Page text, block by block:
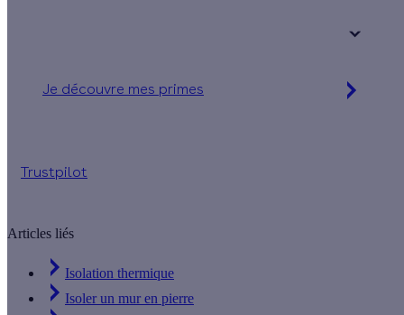
Je découvre mes primes
Trustpilot
Articles liés
Isolation thermique
Isoler un mur en pierre